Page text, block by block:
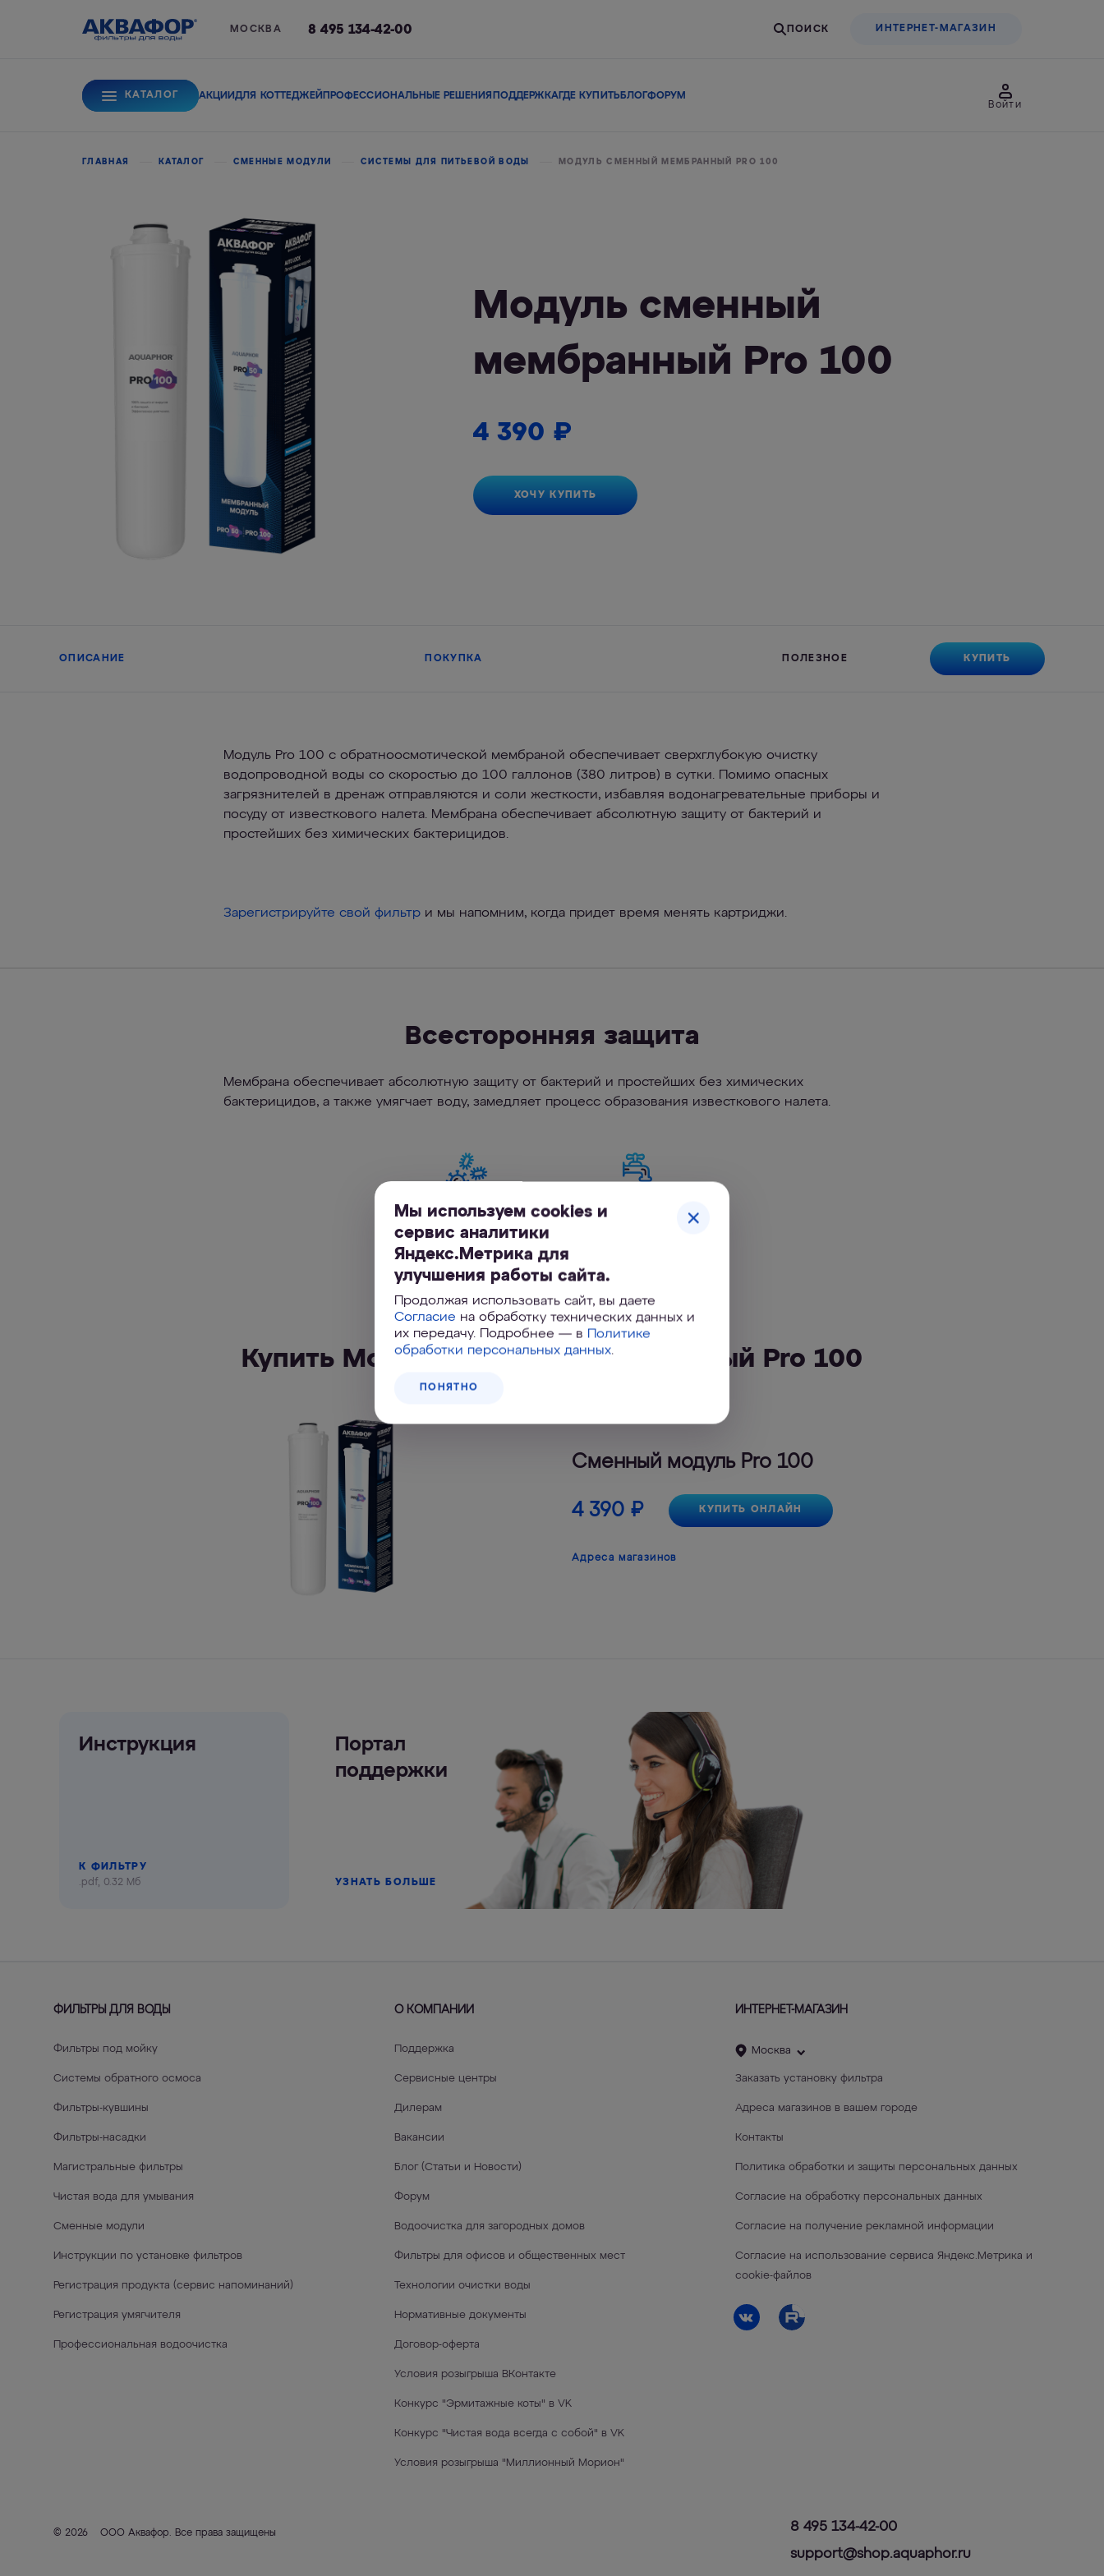
МОСКВА 8 495 134-42-00 ИНТЕРНЕТ-МАГАЗИН
КАТАЛОГ АКЦИИДЛЯ КОТТЕДЖЕЙ ПРОФЕССИОНАЛЬНЫЕ РЕШЕНИЯ ПОДДЕРЖКАГДЕ КУПИТЬ БЛОГФОРУМ
Войти
Для питьевой воды
Системы обратного
Сорбционные фильтры
Сменные модулиМагистральные фильтрыВ коттеджСопутствующие товарыДля бизнеса
ГЛАВНАЯ КАТАЛОГ СМЕННЫЕ МОДУЛИ СИСТЕМЫ ДЛЯ ПИТЬЕВОЙ ВОДЫ МОДУЛЬ СМЕННЫЙ МЕМБРАННЫЙ PRO 100
Модуль сменный
мембранный Pro 100
4 390 ₽
ХОЧУ КУПИТЬ
ОПИСАНИЕ ПОКУПКА ПОЛЕЗНОЕ КУПИТЬ
Модуль Pro 100 с обратноосмотической мембраной обеспечивает сверхглубокую очистку
водопроводной воды со скоростью до 100 галлонов (380 литров) в сутки. Помимо опасных
загрязнителей в дренаж отправляются и соли жесткости, избавляя водонагревательные приборы и
посуду от известкового налета. Мембрана обеспечивает абсолютную защиту от бактерий и
простейших без химических бактерицидов.
Зарегистрируйте свой фильтр и мы напомним, когда придет время менять картриджи.
Всесторонняя защита
Мембрана обеспечивает абсолютную защиту от бактерий и простейших без химических
бактерицидов, а также умягчает воду, замедляет процесс образования известкового налета.
Бактерии и вирусы
Известковый налет
Купить Модуль сменный мембранный Pro 100
Сменный модуль Pro 100
4 390 ₽ КУПИТЬ ОНЛАЙН
Адреса магазинов
Инструкция
К ФИЛЬТРУ
.pdf, 0.32 Мб
Портал
поддержки
УЗНАТЬ БОЛЬШЕ
Мы используем cookies и
сервис аналитики
Яндекс.Метрика для
улучшения работы сайта.
Продолжая использовать сайт, вы даете
Согласие на обработку технических данных и
их передачу. Подробнее — в Политике
обработки персональных данных.
ПОНЯТНО
ФИЛЬТРЫ ДЛЯ ВОДЫ
Фильтры под мойку
Системы обратного осмоса
Фильтры-кувшины
Фильтры-насадки
Магистральные фильтры
Чистая вода для умывания
Сменные модули
Инструкции по установке фильтров
Регистрация продукта (сервис напоминаний)
Регистрация умягчителя
Профессиональная водоочистка
О КОМПАНИИ
Поддержка
Сервисные центры
Дилерам
Вакансии
Блог (Статьи и Новости)
Форум
Водоочистка для загородных домов
Фильтры для офисов и общественных мест
Технологии очистки воды
Нормативные документы
Договор-оферта
Условия розыгрыша ВКонтакте
Конкурс "Эрмитажные коты" в VK
Конкурс "Чистая вода всегда с собой" в VK
Условия розыгрыша "Миллионный Морион"
ИНТЕРНЕТ-МАГАЗИН
Москва
Заказать установку фильтра
Адреса магазинов в вашем городе
Контакты
Политика обработки и защиты персональных данных
Согласие на обработку персональных данных
Согласие на получение рекламной информации
Согласие на использование сервиса Яндекс.Метрика и
cookie-файлов
© 2026 ООО Аквафор. Все права защищены
8 495 134-42-00
support@shop.aquaphor.ru